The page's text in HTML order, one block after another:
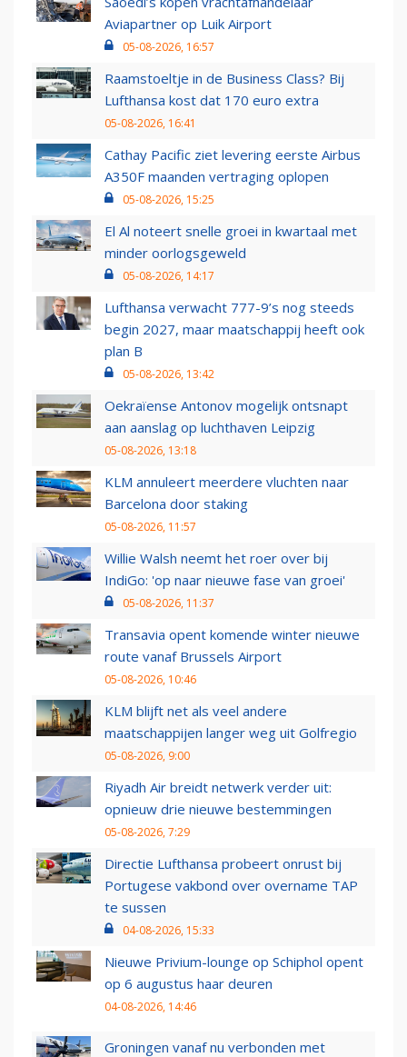
Aviapartner op Luik Airport
05-08-2026, 16:57
Raamstoeltje in de Business Class? Bij
Lufthansa kost dat 170 euro extra
05-08-2026, 16:41
Cathay Pacific ziet levering eerste Airbus
A350F maanden vertraging oplopen
05-08-2026, 15:25
El Al noteert snelle groei in kwartaal met
minder oorlogsgeweld
05-08-2026, 14:17
Lufthansa verwacht 777-9’s nog steeds
begin 2027, maar maatschappij heeft ook
plan B
05-08-2026, 13:42
Oekraïense Antonov mogelijk ontsnapt
aan aanslag op luchthaven Leipzig
05-08-2026, 13:18
KLM annuleert meerdere vluchten naar
Barcelona door staking
05-08-2026, 11:57
Willie Walsh neemt het roer over bij
IndiGo: 'op naar nieuwe fase van groei'
05-08-2026, 11:37
Transavia opent komende winter nieuwe
route vanaf Brussels Airport
05-08-2026, 10:46
KLM blijft net als veel andere
maatschappijen langer weg uit Golfregio
05-08-2026, 9:00
Riyadh Air breidt netwerk verder uit:
opnieuw drie nieuwe bestemmingen
05-08-2026, 7:29
Directie Lufthansa probeert onrust bij
Portugese vakbond over overname TAP
te sussen
04-08-2026, 15:33
Nieuwe Privium-lounge op Schiphol opent
op 6 augustus haar deuren
04-08-2026, 14:46
Groningen vanaf nu verbonden met